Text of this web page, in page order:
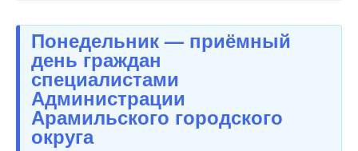
Понедельник — приёмный
день граждан
специалистами
Администрации
Арамильского городского
округа